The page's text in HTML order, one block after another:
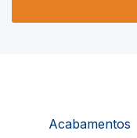
Acabamentos